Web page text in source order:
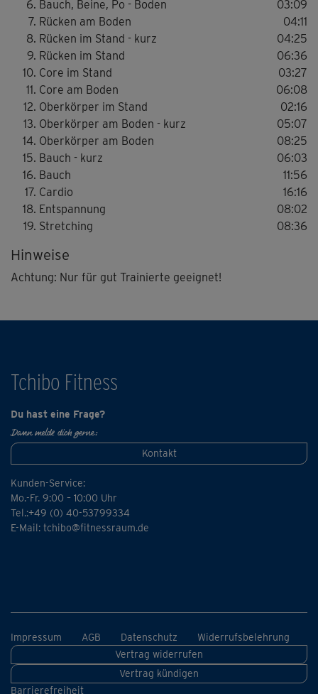
Laune.
Johanna und ihre Co-Presenterinnen Ina Münsberg und
Manuela Rahm machen vor, wie's richtig geht: Immer mit
einem Lächeln auf den Lippen.
Bauch, Beine, Po - Boden
03:09
Rücken am Boden
04:11
Rücken im Stand - kurz
04:25
Rücken im Stand
06:36
Core im Stand
03:27
Core am Boden
06:08
Oberkörper im Stand
02:16
Oberkörper am Boden - kurz
05:07
Oberkörper am Boden
08:25
Bauch - kurz
06:03
Bauch
11:56
Cardio
16:16
Entspannung
08:02
Stretching
08:36
Hinweise
Achtung: Nur für gut Trainierte geeignet!
Tchibo Fitness
Du hast eine Frage?
Dann melde dich gerne:
Kontakt
Kunden-Service:
Mo.-Fr. 9:00 – 10:00 Uhr
Tel.:+49 (0) 40-53799334
E-Mail: tchibo@fitnessraum.de
Impressum AGB Datenschutz
Widerrufsbelehrung
Vertrag widerrufen
Vertrag kündigen
Barrierefreiheit